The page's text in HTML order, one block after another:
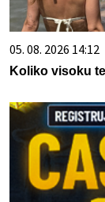
05. 08. 2026 14:12
Koliko visoku